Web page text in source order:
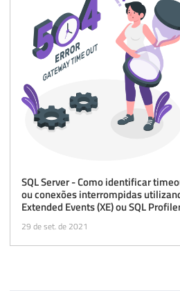
SQL Server - Como identificar
ou conexões interrompidas
Extended Events (XE) ou SQL
(Trace)
29 de set. de 2021